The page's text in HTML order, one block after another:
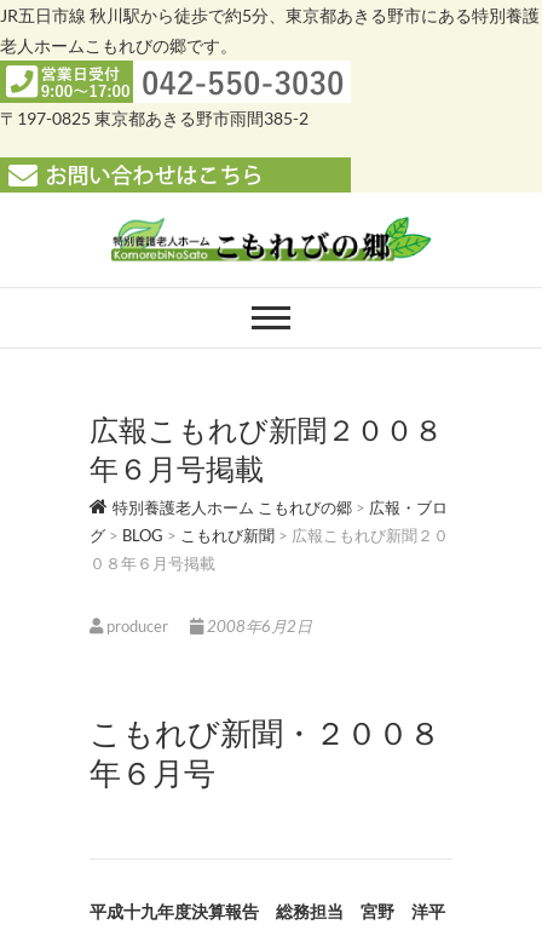
JR五日市線 秋川駅から徒歩で約5分、東京都あきる野市にある特別養護
老人ホームこもれびの郷です。
〒197-0825 東京都あきる野市雨間385-2
特別養護老人ホー
ム こもれびの郷
広報こもれび新聞２００８
年６月号掲載
特別養護老人ホーム こもれびの郷 > 広報・ブロ
グ > BLOG > こもれび新聞 > 広報こもれび新聞２０
０８年６月号掲載
producer 2008年6月2日
こもれび新聞・２００８
年６月号
平成十九年度決算報告 総務担当 宮野 洋平